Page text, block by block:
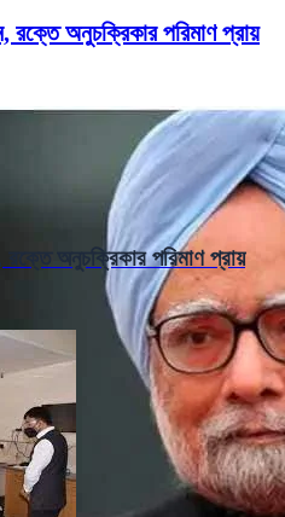
রক্তে অনুচক্রিকার পরিমাণ প্রায়
রক্তে অনুচক্রিকার পরিমাণ প্রায়